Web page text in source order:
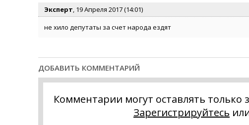
Эксперт, 19 Апреля 2017 (14:01)
не хило депутаты за счет народа ездят
ДОБАВИТЬ КОММЕНТАРИЙ
Комментарии могут оставлять только
Зарегистрируйтесь